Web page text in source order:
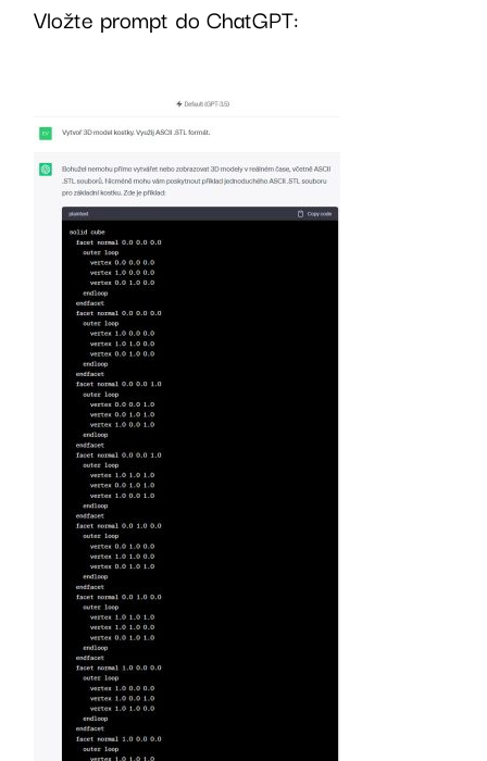
Vložte prompt do ChatGPT: